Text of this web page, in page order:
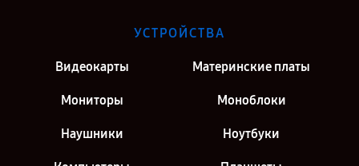
УСТРОЙСТВА
Видеокарты Материнские платы
Мониторы Моноблоки
Наушники Ноутбуки